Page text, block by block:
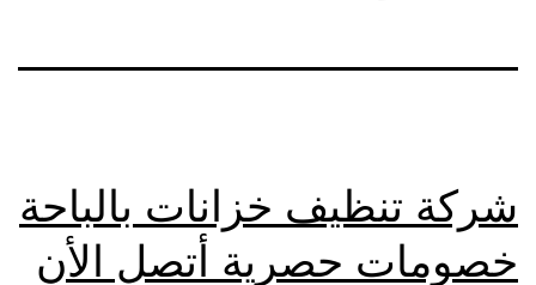
شركة تنظيف خزانات بالباحة
خصومات حصرية أتصل الأن